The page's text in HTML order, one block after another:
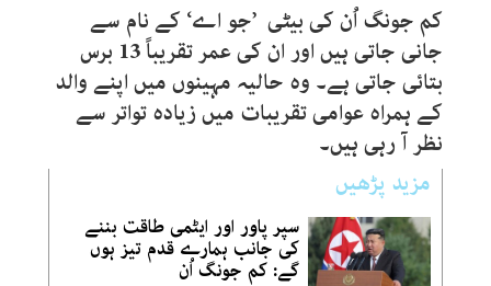
کم جونگ اُن کی بیٹی ’جو اے‘ کے نام سے
جانی جاتی ہیں اور ان کی عمر تقریباً 13 برس
بتائی جاتی ہے۔ وہ حالیہ مہینوں میں اپنے والد
کے ہمراہ عوامی تقریبات میں زیادہ تواتر سے
نظر آ رہی ہیں۔
مزید پڑھیں
سپر پاور اور ایٹمی طاقت بننے
کی جانب ہمارے قدم تیز ہوں
گے: کم جونگ اُن